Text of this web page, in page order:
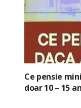
Ce pensie
doar 10 – 15